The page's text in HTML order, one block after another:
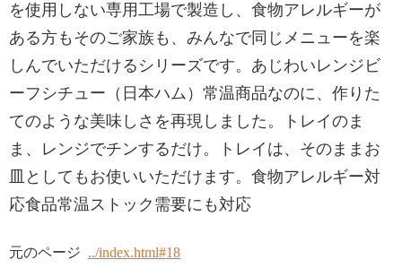
を使用しない専用工場で製造し、食物アレルギーが
ある方もそのご家族も、みんなで同じメニューを楽
しんでいただけるシリーズです。あじわいレンジビ
ーフシチュー（日本ハム）常温商品なのに、作りた
てのような美味しさを再現しました。トレイのま
ま、レンジでチンするだけ。トレイは、そのままお
皿としてもお使いいただけます。食物アレルギー対
応食品常温ストック需要にも対応
元のページ ../index.html#18